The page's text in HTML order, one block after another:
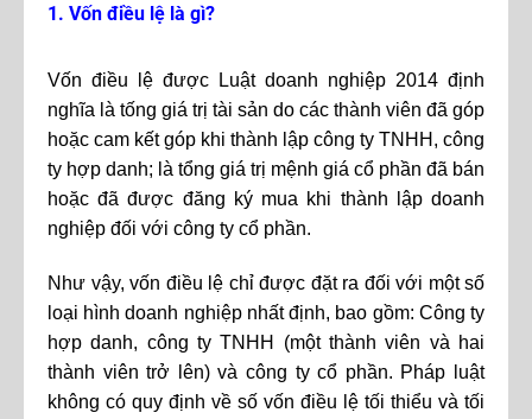
1. Vốn điều lệ là gì?
Vốn điều lệ được Luật doanh nghiệp 2014 định
nghĩa là tống giá trị tài sản do các thành viên đã góp
hoặc cam kết góp khi thành lập công ty TNHH, công
ty hợp danh; là tổng giá trị mệnh giá cổ phần đã bán
hoặc đã được đăng ký mua khi thành lập doanh
nghiệp đối với công ty cổ phần.
Như vậy, vốn điều lệ chỉ được đặt ra đối với một số
loại hình doanh nghiệp nhất định, bao gồm: Công ty
hợp danh, công ty TNHH (một thành viên và hai
thành viên trở lên) và công ty cổ phần. Pháp luật
không có quy định về số vốn điều lệ tối thiểu và tối